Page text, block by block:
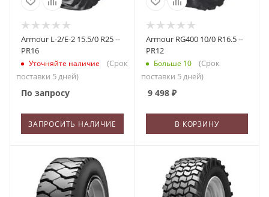
Armour L-2/E-2 15.5/0 R25 --
PR16
Уточняйте наличие
(Срок
поставки 5 дней)
По запросу
ЗАПРОСИТЬ НАЛИЧИЕ
Armour RG400 10/0 R16.5 --
PR12
Больше 10
(Срок
поставки 5 дней)
9 498₽
В КОРЗИНУ